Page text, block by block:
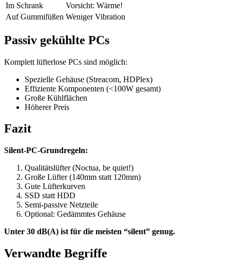
Im Schrank
Vorsicht: Wärme!
Auf Gummifüßen Weniger Vibration
Passiv gekühlte PCs
Komplett lüfterlose PCs sind möglich:
Spezielle Gehäuse (Streacom, HDPlex)
Effiziente Komponenten (<100W gesamt)
Große Kühlflächen
Höherer Preis
Fazit
Silent-PC-Grundregeln:
Qualitätslüfter (Noctua, be quiet!)
Große Lüfter (140mm statt 120mm)
Gute Lüfterkurven
SSD statt HDD
Semi-passive Netzteile
Optional: Gedämmtes Gehäuse
Unter 30 dB(A) ist für die meisten “silent” genug.
Verwandte Begriffe